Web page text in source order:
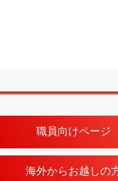
職員向けページ
海外からお越しの